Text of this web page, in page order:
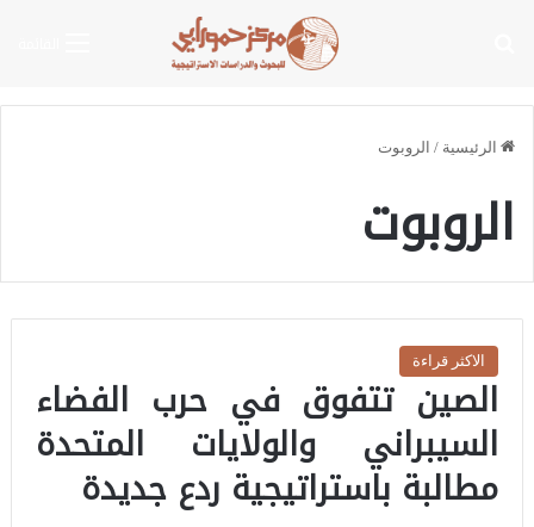
الرئيسية / الروبوت
الروبوت
الاكثر قراءة
الصين تتفوق في حرب الفضاء
السيبراني والولايات المتحدة
مطالبة باستراتيجية ردع جديدة